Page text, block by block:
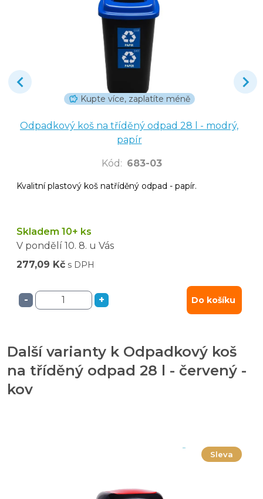
Kupte více, zaplatíte méně
Odpadkový koš na tříděný odpad 28 l - modrý,
papír
Kód : 683-03
Kvalitní plastový koš natříděný odpad - papír.
Skladem 10+ ks
V pondělí 10. 8. u Vás
277,09 Kč s DPH
- + Do košíku
Další varianty k Odpadkový koš
na tříděný odpad 28 l - červený -
kov
Sleva